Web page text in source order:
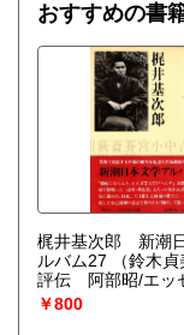
おすすめの書
梶井基次郎 新潮
ルバム27
（鈴木
評伝 阿部昭/エッ
￥800